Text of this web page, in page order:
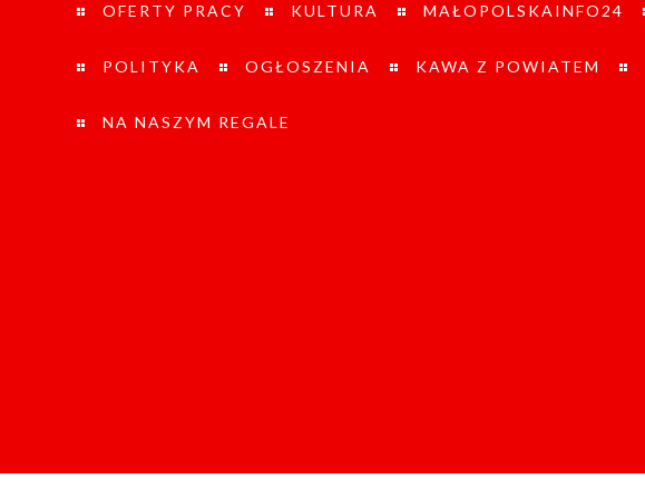
OFERTY PRACY KULTURA MAŁOPOLSKAINFO24
POLITYKA OGŁOSZENIA KAWA Z POWIATEM
NA NASZYM REGALE